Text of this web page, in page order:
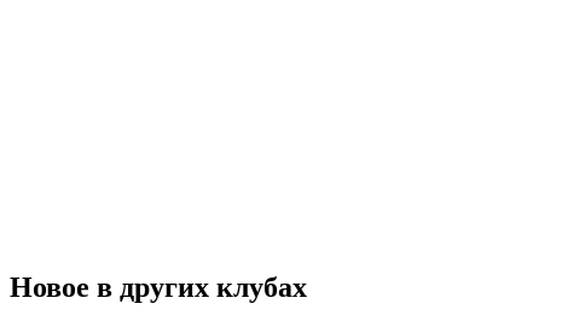
Новое в других клубах